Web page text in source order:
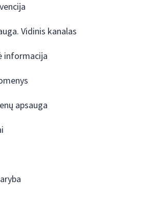
Vidinis kanalas
informacija
apsauga